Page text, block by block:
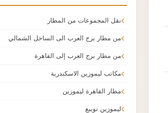
نقل المجموعات من المطار
من مطار برج العرب الى الساحل الشمالي
من مطار برج العرب إلى القاهرة
مكاتب ليموزين الاسكندرية
مطار القاهرة ليموزين
ليموزين نويبع